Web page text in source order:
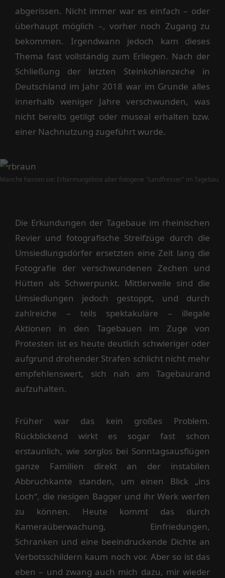
abgerissen. Nicht immer war es einfach – oder
überhaupt möglich –, vorher noch Zugang zu
bekommen. Irgendwann jedoch kam dieses
Thema fast vollständig zum Erliegen. Nach der
Schließung der letzten Steinkohlenzeche in
Deutschland im Jahr 2018 war im Grunde alles
innerhalb weniger Jahre verschwunden, was
nicht bereits getilgt oder museal erhalten bzw.
einer Nachnutzung zugeführt wurde.
Manche hassen sie: Erbarmungslose aber fotogene "Landfresser" im Tagebau
Die Erkundungen der Tagebaue im rheinischen
Revier und fotografische Streifzüge durch die
Umsiedlungsdörfer ersetzten eine Zeit lang die
Fotografie der verschwundenen Zechen und
Hütten als Schwerpunkt. Mittlerweile sind die
Umsiedlungen jedoch gestoppt, und durch
zahlreiche – teils spektakuläre – illegale
Aktionen in den Tagebauen im Zuge von
Protesten ist es heute deutlich schwieriger oder
aufgrund drohender Strafen schlicht nicht mehr
empfehlenswert, sich nah am Tagebaurand
aufzuhalten.
Früher war das kein großes Problem.
Rückblickend wirkt es sogar fast schon
erstaunlich, wie sorglos bei Sonntagsausflügen
ganze Familien direkt an der instabilen
Abbruchkante standen, um einen Blick „ins
Loch“, die riesigen Bagger und ihr Werk werfen
zu können. Heute kommt das durch
Kameraüberwachung, Einfriedungen,
Schranken und eine beeindruckende Dichte an
Verbotsschildern kaum noch vor. Aber so ist das
eben – und zwang auch mich dazu, mir wieder